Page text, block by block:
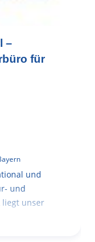
–
für
und
und
liegt unser